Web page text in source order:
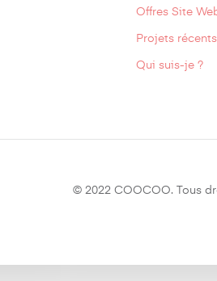
Offres Site
Projets récents
Qui suis-je ?
© 2022 COOCOO. Tous